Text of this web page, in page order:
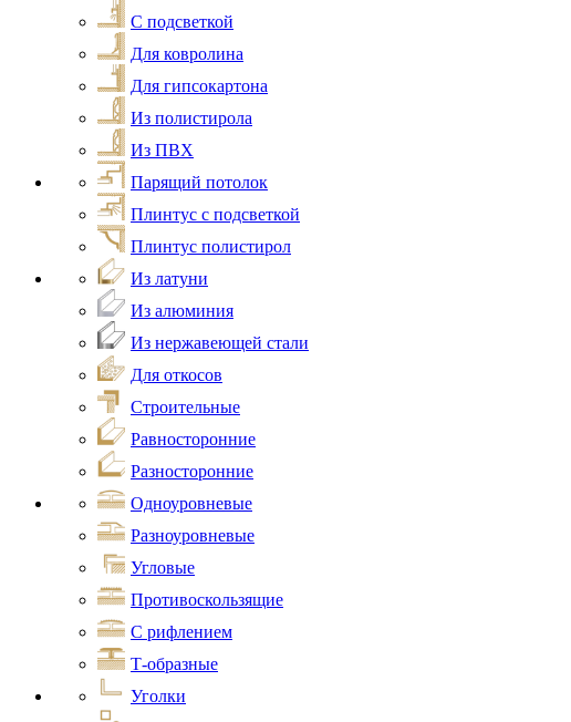
С подсветкой
Для ковролина
Для гипсокартона
Из полистирола
Из ПВХ
Парящий потолок
Плинтус с подсветкой
Плинтус полистирол
Из латуни
Из алюминия
Из нержавеющей стали
Для откосов
Строительные
Равносторонние
Разносторонние
Одноуровневые
Разноуровневые
Угловые
Противоскользящие
С рифлением
Т-образные
Уголки